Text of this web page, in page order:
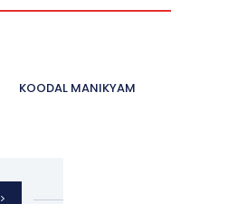
KOODAL MANIKYAM